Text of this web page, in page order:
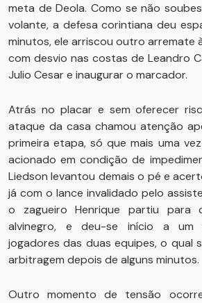
meta de Deola. Como se não
volante, a defesa corintiana deu
minutos, ele arriscou outro arremate
com desvio nas costas de Leandro
Julio Cesar e inaugurar o marcador.
Atrás no placar e sem oferecer
ataque da casa chamou atenção
primeira etapa, só que mais uma
acionado em condição de
Liedson levantou demais o pé e
já com o lance invalidado pelo
o zagueiro Henrique partiu para
alvinegro, e deu-se início a
jogadores das duas equipes, o qual
arbitragem depois de alguns minutos.
Outro momento de tensão